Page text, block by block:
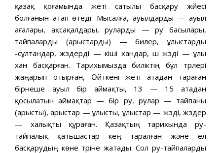
қазақ қоғамында жеті сатылы басқару жүйесі
болғанын атап өтеді. Мысалға, ауылдарды — ауыл
ағалары, ақсақалдары, руларды — ру басылары,
тайпаларды (арыстарды) — билер, ұлыстарды
-сұлтандар, жүздерді — кіші хандар, үш жүзді — ұлы
хан басқарған. Тарихымызда биліктің бұл түрлері
жаңарып отырған, Өйткені жеті атадан тараған
бірнеше ауыл бір аймақты, 13 — 15 атадан
қосылатын аймақтар — бір ру, рулар — тайпаны
(арысты), арыстар — ұлысты, ұлыстар — жүзді, жүздер
— халықты құраған. Қазақтың тарихында ру-
тайпалық қатьшастар кең таралған және ел
басқарудың көне түріне жатады. Сол ру-тайпаларды